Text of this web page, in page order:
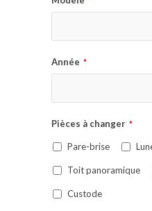
Année *
Pièces à changer *
Pare-brise
Toit panoramique
Custode